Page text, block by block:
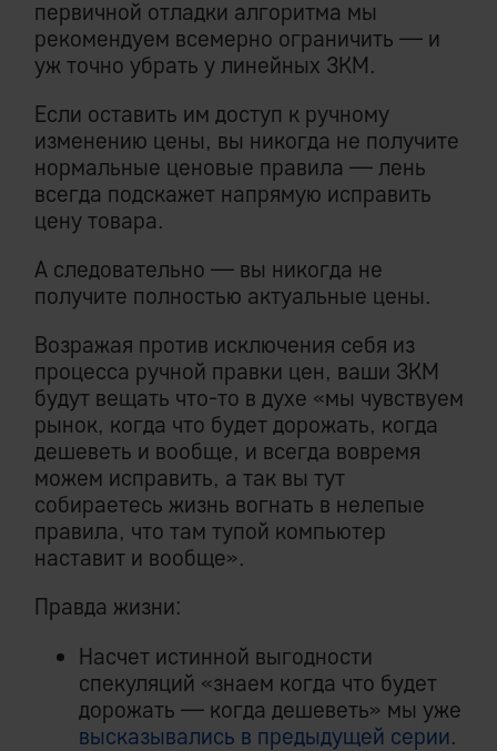
первичной отладки алгоритма мы
рекомендуем всемерно ограничить — и
уж точно убрать у линейных ЗКМ.
Если оставить им доступ к ручному
изменению цены, вы никогда не получите
нормальные ценовые правила — лень
всегда подскажет напрямую исправить
цену товара.
А следовательно — вы никогда не
получите полностью актуальные цены.
Возражая против исключения себя из
процесса ручной правки цен, ваши ЗКМ
будут вещать что-то в духе «мы чувствуем
рынок, когда что будет дорожать, когда
дешеветь и вообще, и всегда вовремя
можем исправить, а так вы тут
собираетесь жизнь вогнать в нелепые
правила, что там тупой компьютер
наставит и вообще».
Правда жизни:
Насчет истинной выгодности
спекуляций «знаем когда что будет
дорожать — когда дешеветь» мы уже
высказывались в предыдущей серии.